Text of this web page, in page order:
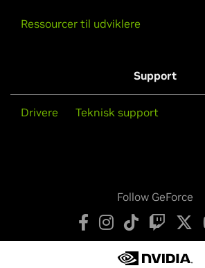
Ressourcer til udviklere
Support
Drivere Teknisk support
Follow GeForce